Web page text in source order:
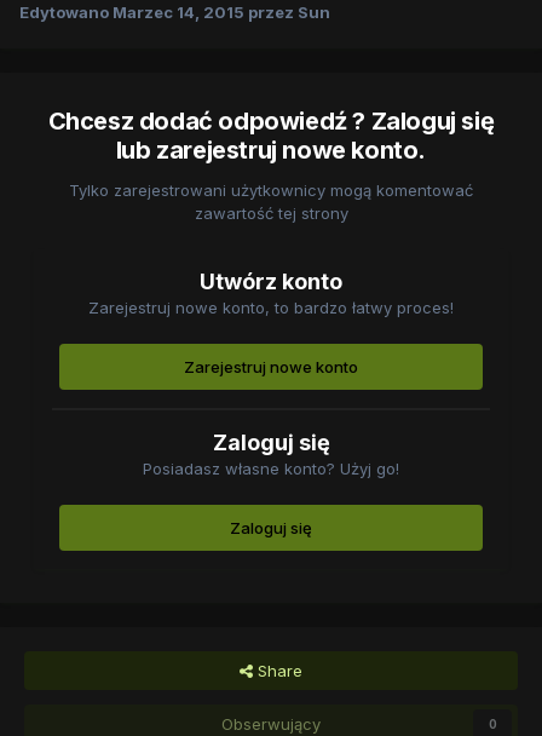
Edytowano Marzec 14, 2015 przez Sun
Chcesz dodać odpowiedź ? Zaloguj się
lub zarejestruj nowe konto.
Tylko zarejestrowani użytkownicy mogą komentować
zawartość tej strony
Utwórz konto
Zarejestruj nowe konto, to bardzo łatwy proces!
Zarejestruj nowe konto
Zaloguj się
Posiadasz własne konto? Użyj go!
Zaloguj się
Share
Obserwujący 0